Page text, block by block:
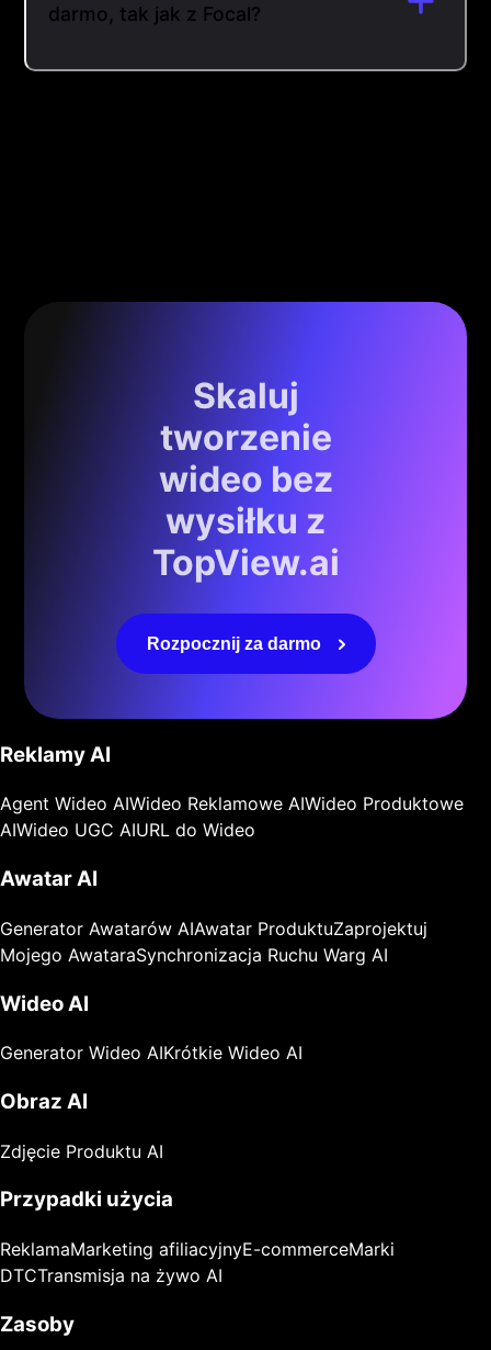
darmo, tak jak z Focal?
Skaluj
tworzenie
wideo bez
wysiłku z
TopView.ai
Rozpocznij za darmo
Reklamy AI
Agent Wideo AIWideo Reklamowe AIWideo Produktowe
AIWideo UGC AIURL do Wideo
Awatar AI
Generator Awatarów AIAwatar ProduktuZaprojektuj
Mojego AwataraSynchronizacja Ruchu Warg AI
Wideo AI
Generator Wideo AIKrótkie Wideo AI
Obraz AI
Zdjęcie Produktu AI
Przypadki użycia
ReklamaMarketing afiliacyjnyE-commerceMarki
DTCTransmisja na żywo AI
Zasoby